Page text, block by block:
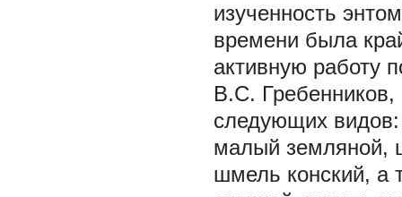
изученность
времени была
активную работу
В.С.
следующих
малый земляной,
шмель конский, а